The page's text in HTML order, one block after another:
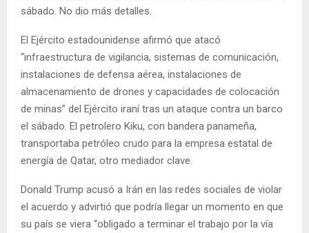
sábado. No dio más detalles.
El Ejército estadounidense afirmó que atacó
“infraestructura de vigilancia, sistemas de comunicación,
instalaciones de defensa aérea, instalaciones de
almacenamiento de drones y capacidades de colocación
de minas” del Ejército iraní tras un ataque contra un barco
el sábado. El petrolero Kiku, con bandera panameña,
transportaba petróleo crudo para la empresa estatal de
energía de Qatar, otro mediador clave.
Donald Trump acusó a Irán en las redes sociales de violar
el acuerdo y advirtió que podría llegar un momento en que
su país se viera “obligado a terminar el trabajo por la vía